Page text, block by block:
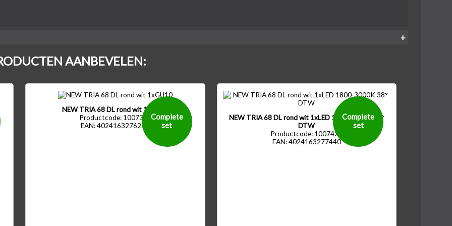
AANBEVELEN:
NEW TRIA 68 DL rond wit 1xGU10
Productcode: 1007368
EAN: 4024163276214
Complete
set
NEW TRIA 68 DL rond wit 1xLED 1800-3000K 38°
DTW
Productcode: 1007423
EAN: 4024163277440
Complete
set